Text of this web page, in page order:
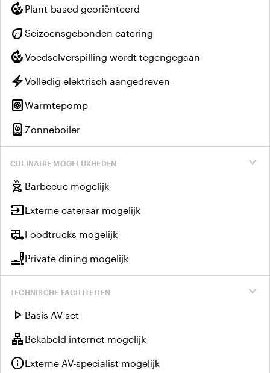
compost Plant-based georiënteerd
eco Seizoensgebonden catering
compostVoedselverspilling wordt tegengegaan
electric_boltVolledig elektrisch aangedreven
heat_pumpWarmtepomp
water_heater Zonneboiler
expand_more
CULINAIRE MOGELIJKHEDEN
outdoor_grill Barbecue mogelijk
inputExterne cateraar mogelijk
rv_hookupFoodtrucks mogelijk
brunch_diningPrivate dining mogelijk
expand_more
TECHNISCHE FACILITEITEN
play_arrow Basis AV-set
lan Bekabeld internet mogelijk
infoExterne AV-specialist mogelijk